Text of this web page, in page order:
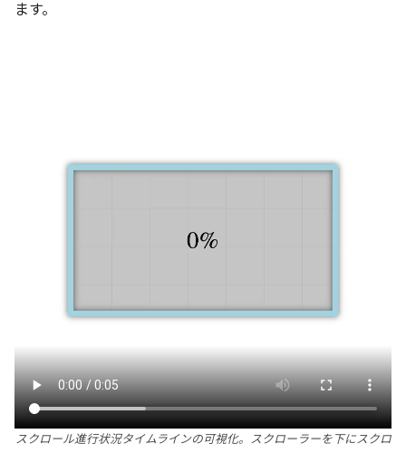
ます。
スクロール進行状況タイムラインの可視化。スクローラーを下にスクロ